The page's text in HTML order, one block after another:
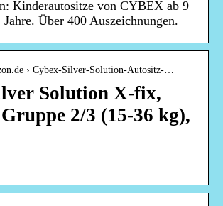
Kinderautositze von CYBEX ab 9
Über 400 Auszeichnungen.
› Cybex-Silver-Solution-Autositz-…
Solution X-fix,
2/3 (15-36 kg),